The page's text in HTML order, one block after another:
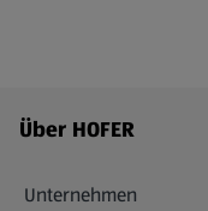
Fußzeilenmenü -
Über HOFER
Unternehmen